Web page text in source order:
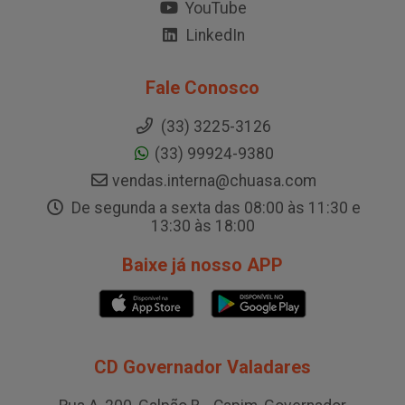
YouTube
LinkedIn
Fale Conosco
(33) 3225-3126
(33) 99924-9380
vendas.interna@chuasa.com
De segunda a sexta das 08:00 às 11:30 e
13:30 às 18:00
Baixe já nosso APP
CD Governador Valadares